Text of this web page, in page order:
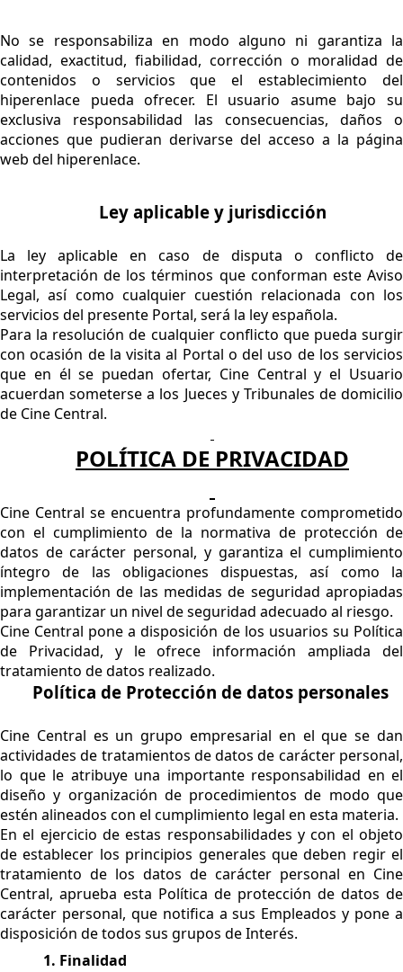
No se responsabiliza en modo alguno ni garantiza la
calidad, exactitud, fiabilidad, corrección o moralidad de
contenidos o servicios que el establecimiento del
hiperenlace pueda ofrecer. El usuario asume bajo su
exclusiva responsabilidad las consecuencias, daños o
acciones que pudieran derivarse del acceso a la página
web del hiperenlace.
Ley aplicable y jurisdicción
La ley aplicable en caso de disputa o conflicto de
interpretación de los términos que conforman este Aviso
Legal, así como cualquier cuestión relacionada con los
servicios del presente Portal, será la ley española.
Para la resolución de cualquier conflicto que pueda surgir
con ocasión de la visita al Portal o del uso de los servicios
que en él se puedan ofertar, Cine Central y el Usuario
acuerdan someterse a los Jueces y Tribunales de domicilio
de Cine Central.
POLÍTICA DE PRIVACIDAD
Cine Central se encuentra profundamente comprometido
con el cumplimiento de la normativa de protección de
datos de carácter personal, y garantiza el cumplimiento
íntegro de las obligaciones dispuestas, así como la
implementación de las medidas de seguridad apropiadas
para garantizar un nivel de seguridad adecuado al riesgo.
Cine Central pone a disposición de los usuarios su Política
de Privacidad, y le ofrece información ampliada del
tratamiento de datos realizado.
Política de Protección de datos personales
Cine Central es un grupo empresarial en el que se dan
actividades de tratamientos de datos de carácter personal,
lo que le atribuye una importante responsabilidad en el
diseño y organización de procedimientos de modo que
estén alineados con el cumplimiento legal en esta materia.
En el ejercicio de estas responsabilidades y con el objeto
de establecer los principios generales que deben regir el
tratamiento de los datos de carácter personal en Cine
Central, aprueba esta Política de protección de datos de
carácter personal, que notifica a sus Empleados y pone a
disposición de todos sus grupos de Interés.
1. Finalidad